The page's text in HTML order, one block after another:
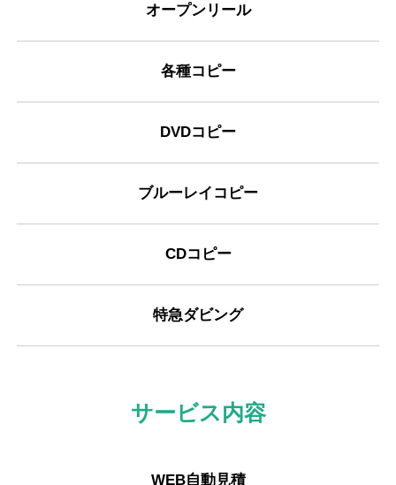
オープンリール
各種コピー
DVDコピー
ブルーレイコピー
CDコピー
特急ダビング
サービス内容
WEB自動見積